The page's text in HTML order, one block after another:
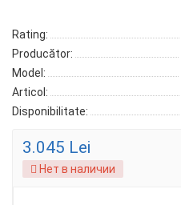
Rating:
Producător:
Model:
Articol:
Disponibilitate:
3.045 Lei
Нет в наличии